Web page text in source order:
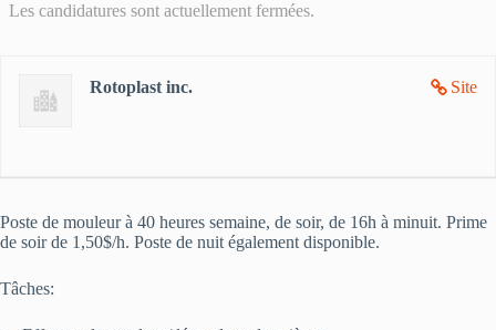
Les candidatures sont actuellement fermées.
Site
Rotoplast inc.
Poste de mouleur à 40 heures semaine, de soir, de 16h à minuit. Prime
de soir de 1,50$/h. Poste de nuit également disponible.
Tâches: